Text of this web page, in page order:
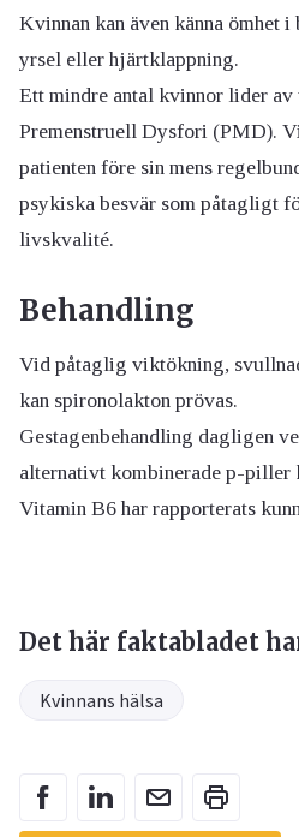
Kvinnan kan även känna ömhet
yrsel eller hjärtklappning.
Ett mindre antal kvinnor lider av
Premenstruell Dysfori (PMD).
patienten före sin mens
psykiska besvär som påtagligt
livskvalité.
Behandling
Vid påtaglig viktökning,
kan spironolakton prövas.
Gestagenbehandling dagligen
alternativt kombinerade p-piller
Vitamin B6 har rapporterats
Det här faktabladet
Kvinnans hälsa